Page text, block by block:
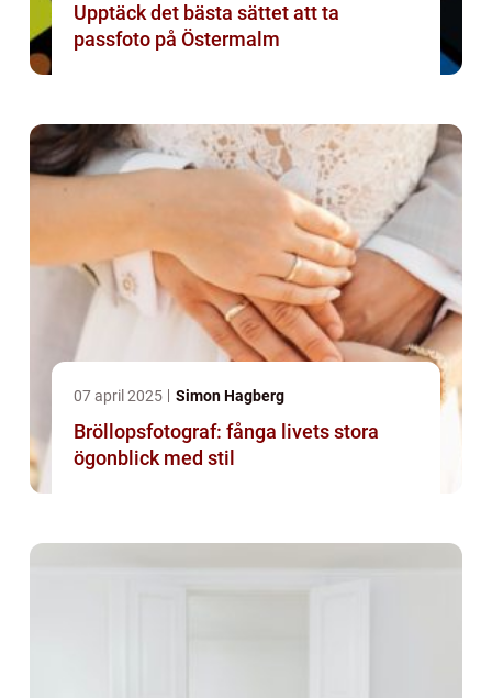
Upptäck det bästa sättet att ta
passfoto på Östermalm
07 april 2025 Simon Hagberg
Bröllopsfotograf: fånga livets stora
ögonblick med stil